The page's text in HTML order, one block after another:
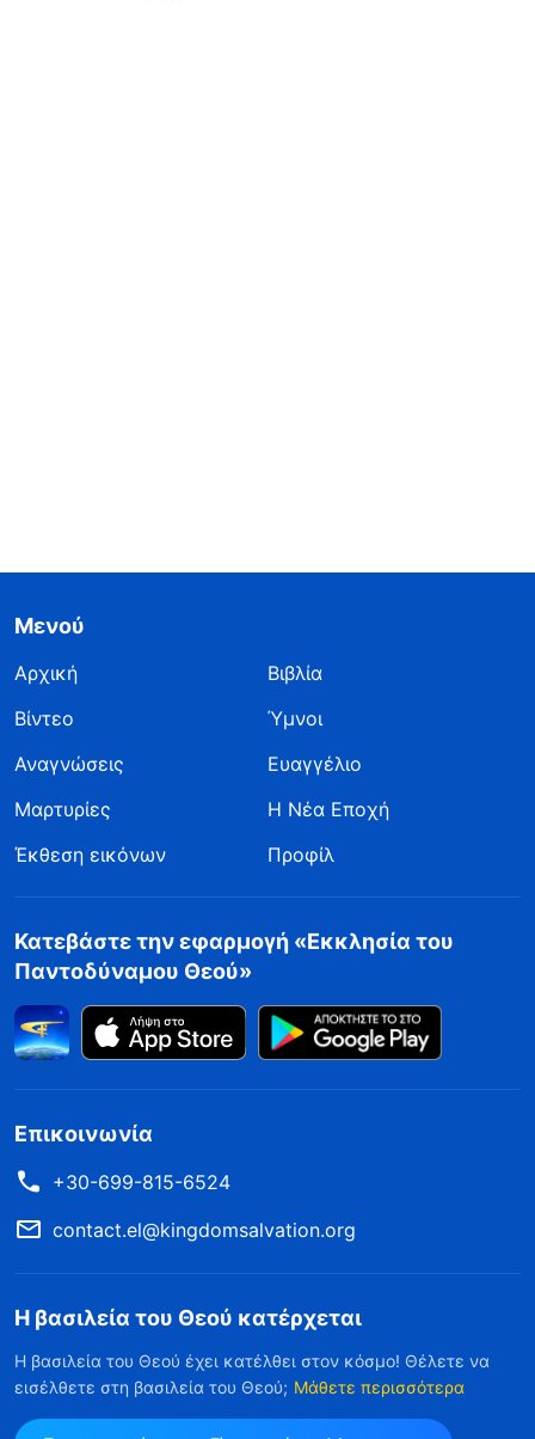
Μενού
Αρχική
Βιβλία
Βίντεο
Ύμνοι
Αναγνώσεις
Ευαγγέλιο
Μαρτυρίες
Η Νέα Εποχή
Έκθεση εικόνων
Προφίλ
Κατεβάστε την εφαρμογή «Εκκλησία του
Παντοδύναμου Θεού»
Επικοινωνία
+30-699-815-6524
contact.el@kingdomsalvation.org
Η βασιλεία του Θεού κατέρχεται
Η βασιλεία του Θεού έχει κατέλθει στον κόσμο! Θέλετε να
εισέλθετε στη βασιλεία του Θεού; Μάθετε περισσότερα